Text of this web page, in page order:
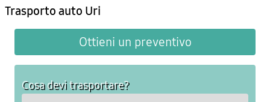
Trasporto auto Uri
Ottieni un preventivo
Cosa devi trasportare?